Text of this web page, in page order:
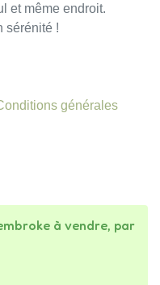
et même endroit.
sérénité !
générales
à vendre, par